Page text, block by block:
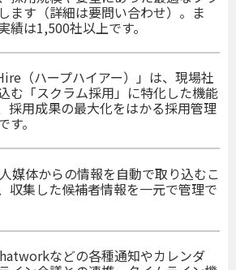
ます（詳細は要問い合わせ）。ま
績は1,500社以上です。
（ハープハイアー）」は、現場社
む「スクラム採用」に特化した機能
採用成果の最大化をはかる採用管理
す。
媒体からの情報を自動で取り込むこ
収集した候補者情報を一元で管理で
などの各種通知やカレンダ